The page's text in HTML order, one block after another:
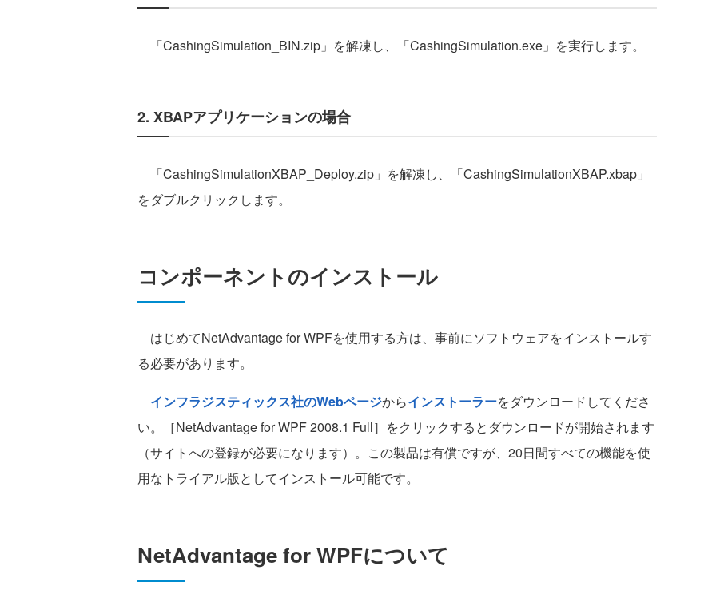
「CashingSimulation_BIN.zip」を解凍し、「CashingSimulation.exe」を実行します。
2. XBAPアプリケーションの場合
「CashingSimulationXBAP_Deploy.zip」を解凍し、「CashingSimulationXBAP.xbap」
をダブルクリックします。
コンポーネントのインストール
はじめてNetAdvantage for WPFを使用する方は、事前にソフトウェアをインストールす
る必要があります。
インフラジスティックス社のWebページからインストーラーをダウンロードしてくださ
い。［NetAdvantage for WPF 2008.1 Full］をクリックするとダウンロードが開始されます
（サイトへの登録が必要になります）。この製品は有償ですが、20日間すべての機能を使
用なトライアル版としてインストール可能です。
NetAdvantage for WPFについて